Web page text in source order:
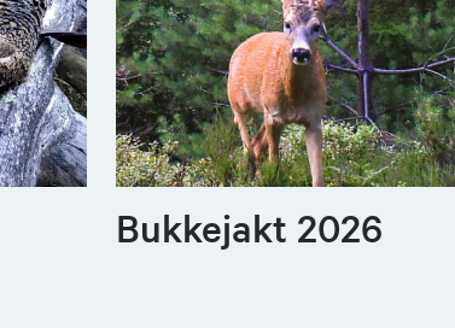
Bukkejakt 2026